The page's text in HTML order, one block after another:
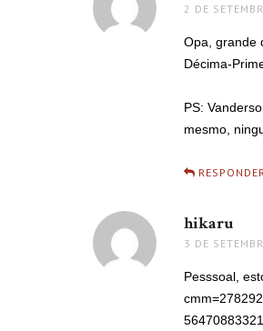
2 DE
Opa, grande
Décima-
PS:
mesmo,
hikaru
3 DE
Pesssoal,